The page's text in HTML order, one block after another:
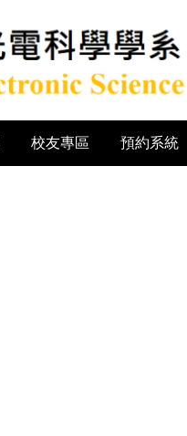
校友專區 預約系統